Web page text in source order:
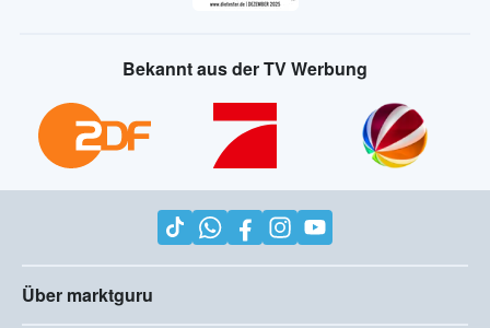
Bekannt aus der TV Werbung
Über marktguru